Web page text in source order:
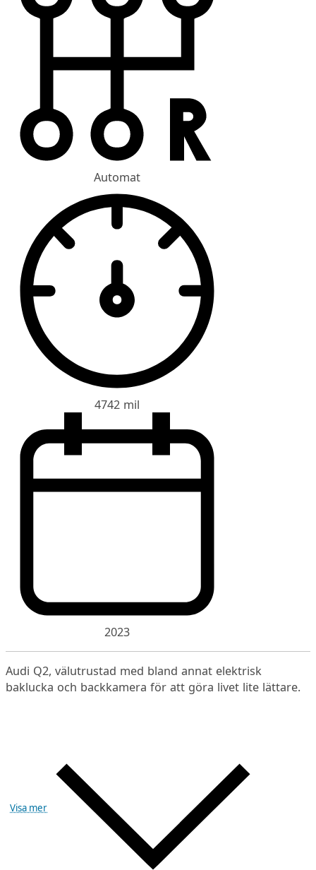
Automat
4742 mil
2023
Audi Q2, välutrustad med bland annat elektrisk
baklucka och backkamera för att göra livet lite lättare.
Visa mer